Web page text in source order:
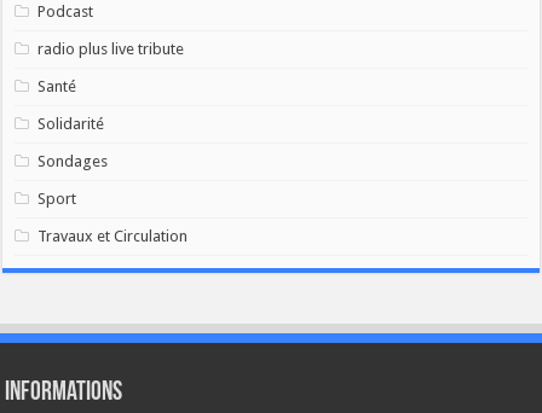
Podcast
radio plus live tribute
Santé
Solidarité
Sondages
Sport
Travaux et Circulation
Informations